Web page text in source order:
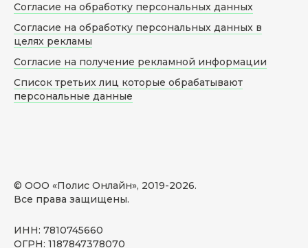
© ООО «Полис Онлайн», 2019-2026.
Все права защищены.
ИНН: 7810745660
ОГРН: 1187847378070
Согласие на обработку персональных данных
Согласие на обработку персональных данных в
целях рекламы
Согласие на получение рекламной информации
Список третьих лиц которые обрабатывают
персональные данные